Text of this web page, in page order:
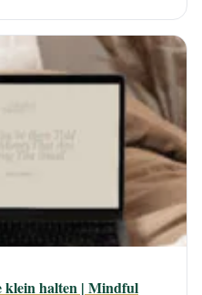
klein halten | Mindful